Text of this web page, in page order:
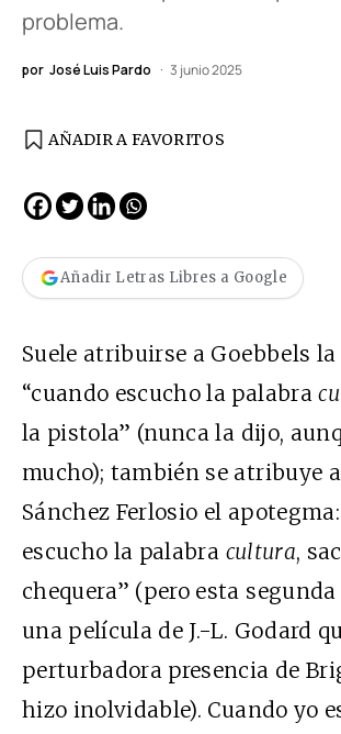
problema.
por José Luis Pardo 3 junio 2025
AÑADIR A FAVORITOS
Añadir Letras Libres a Google
Suele atribuirse a Goebbels la
“cuando escucho la palabra
la pistola” (nunca la dijo,
mucho); también se atribuye
Sánchez Ferlosio el
escucho la palabra cultura,
chequera” (pero esta segunda
una película de J.-L. Godard
perturbadora presencia de
hizo inolvidable). Cuando yo